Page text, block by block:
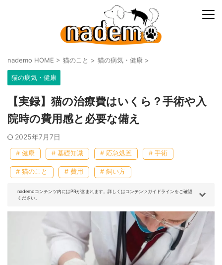
nademo HOME > 猫のこと > 猫の病気・健康 >
猫の病気・健康
【実録】猫の治療費はいくら？手術や入
院時の費用感と必要な備え
2025年7月7日
# 健康 # 基礎知識 # 応急処置 # 手術
# 猫のこと # 費用 # 飼い方
nademoコンテンツ内にはPRが含まれます。詳しくはコンテンツガイドラインをご確認
ください。